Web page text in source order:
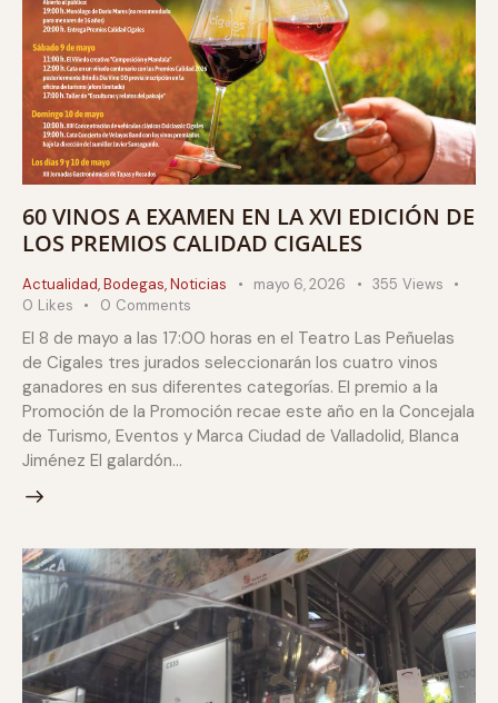
60 VINOS A EXAMEN EN LA XVI EDICIÓN DE
LOS PREMIOS CALIDAD CIGALES
Actualidad,Bodegas,Noticias mayo 6, 2026 355 Views
0 Likes 0 Comments
El 8 de mayo a las 17:00 horas en el Teatro Las Peñuelas
de Cigales tres jurados seleccionarán los cuatro vinos
ganadores en sus diferentes categorías. El premio a la
Promoción de la Promoción recae este año en la Concejala
de Turismo, Eventos y Marca Ciudad de Valladolid, Blanca
Jiménez El galardón…